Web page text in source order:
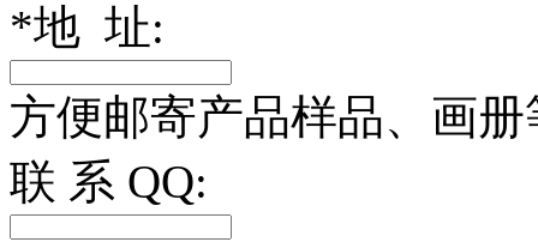
*地 址:
方便邮寄产品样品、画
联 系 QQ: